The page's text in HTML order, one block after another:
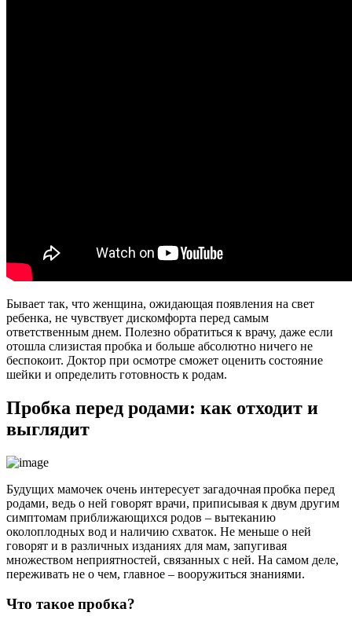
Бывает так, что женщина, ожидающая появления на свет
ребенка, не чувствует дискомфорта перед самым
ответственным днем. Полезно обратиться к врачу, даже если
отошла слизистая пробка и больше абсолютно ничего не
беспокоит. Доктор при осмотре сможет оценить состояние
шейки и определить готовность к родам.
Пробка перед родами: как отходит и
выглядит
Будущих мамочек очень интересует загадочная пробка перед
родами, ведь о ней говорят врачи, приписывая к двум другим
симптомам приближающихся родов – вытеканию
околоплодных вод и наличию схваток. Не меньше о ней
говорят и в различных изданиях для мам, запугивая
множеством неприятностей, связанных с ней. На самом деле,
переживать не о чем, главное – вооружиться знаниями.
Что такое пробка?